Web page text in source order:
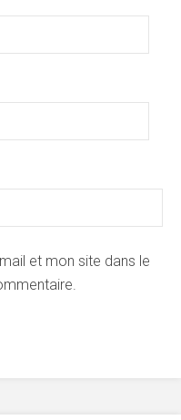
et mon site dans le